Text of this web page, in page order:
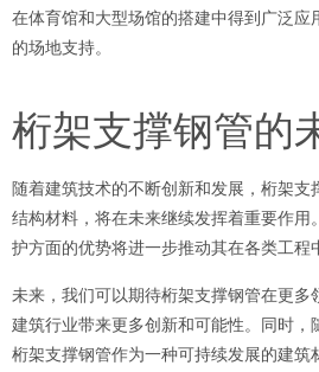
在体育馆和大型场馆的搭建中得到广泛应
的场地支持。
桁架支撑钢管的
随着建筑技术的不断创新和发展，桁架支
结构材料，将在未来继续发挥着重要作用
护方面的优势将进一步推动其在各类工程
未来，我们可以期待桁架支撑钢管在更多
建筑行业带来更多创新和可能性。同时，
桁架支撑钢管作为一种可持续发展的建筑